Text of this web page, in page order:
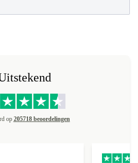
op 205718 beoordelingen